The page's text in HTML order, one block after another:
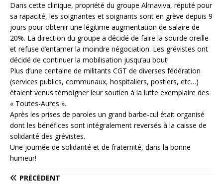
Dans cette clinique, propriété du groupe Almaviva, réputé pour
sa rapacité, les soignantes et soignants sont en grève depuis 9
jours pour obtenir une légitime augmentation de salaire de
20%. La direction du groupe a décidé de faire la sourde oreille
et refuse d’entamer la moindre négociation. Les grévistes ont
décidé de continuer la mobilisation jusqu’au bout!
Plus d’une centaine de militants CGT de diverses fédération
(services publics, communaux, hospitaliers, postiers, etc…)
étaient venus témoigner leur soutien à la lutte exemplaire des
« Toutes-Aures ».
Après les prises de paroles un grand barbe-cul était organisé
dont les bénéfices sont intégralement reversés à la caisse de
solidarité des grévistes.
Une journée de solidarité et de fraternité, dans la bonne
humeur!
PRÉCÉDENT